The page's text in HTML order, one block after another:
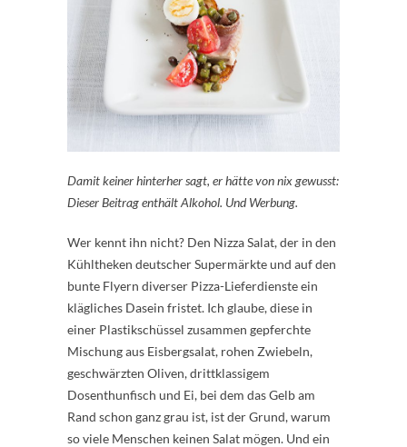
Damit keiner hinterher sagt, er hätte von nix gewusst:
Dieser Beitrag enthält Alkohol. Und Werbung.
Wer kennt ihn nicht? Den Nizza Salat, der in den
Kühltheken deutscher Supermärkte und auf den
bunte Flyern diverser Pizza-Lieferdienste ein
klägliches Dasein fristet. Ich glaube, diese in
einer Plastikschüssel zusammen gepferchte
Mischung aus Eisbergsalat, rohen Zwiebeln,
geschwärzten Oliven, drittklassigem
Dosenthunfisch und Ei, bei dem das Gelb am
Rand schon ganz grau ist, ist der Grund, warum
so viele Menschen keinen Salat mögen. Und ein